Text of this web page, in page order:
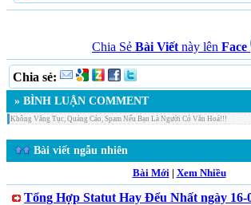
Chia Sẻ Bài Viết này lên Face
Chia sẻ:
» BÌNH LUẬN COMMENT
Không Văng Tục, Quảng Cáo, Spam Nếu Bạn Là Người Có Văn Hoá!!!
Bài viết ngẫu nhiên
Bài Mới| Xem Nhiều
Tổng Hợp Statut Hay Đểu Nhất ngày 16-